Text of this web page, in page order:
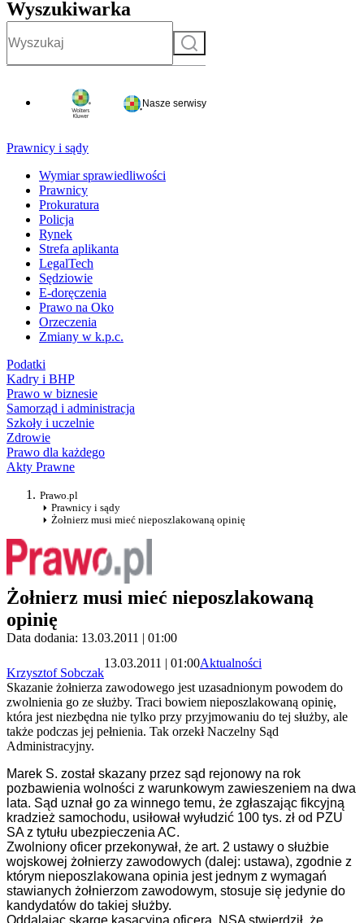
Wyszukiwarka
Szukaj
Nasze serwisy
Prawnicy i sądy
Wymiar sprawiedliwości
Prawnicy
Prokuratura
Policja
Rynek
Strefa aplikanta
LegalTech
Sędziowie
E-doręczenia
Prawo na Oko
Orzeczenia
Zmiany w k.p.c.
Podatki
Kadry i BHP
Prawo w biznesie
Samorząd i administracja
Szkoły i uczelnie
Zdrowie
Prawo dla każdego
Akty Prawne
Prawo.pl
Prawnicy i sądy
Żołnierz musi mieć nieposzlakowaną opinię
Żołnierz musi mieć nieposzlakowaną
opinię
Data dodania: 13.03.2011 | 01:00
Krzysztof Sobczak
13.03.2011 | 01:00Aktualności
Skazanie żołnierza zawodowego jest uzasadnionym powodem do
zwolnienia go ze służby. Traci bowiem nieposzlakowaną opinię,
która jest niezbędna nie tylko przy przyjmowaniu do tej służby, ale
także podczas jej pełnienia. Tak orzekł Naczelny Sąd
Administracyjny.
Marek S. został skazany przez sąd rejonowy na rok
pozbawienia wolności z warunkowym zawieszeniem na dwa
lata. Sąd uznał go za winnego temu, że zgłaszając fikcyjną
kradzież samochodu, usiłował wyłudzić 100 tys. zł od PZU
SA z tytułu ubezpieczenia AC.
Zwolniony oficer przekonywał, że art. 2 ustawy o służbie
wojskowej żołnierzy zawodowych (dalej: ustawa), zgodnie z
którym nieposzlakowana opinia jest jednym z wymagań
stawianych żołnierzom zawodowym, stosuje się jedynie do
kandydatów do takiej służby.